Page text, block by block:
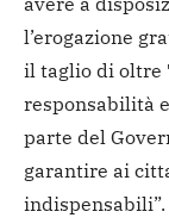
l’erogazione
il taglio di oltre
responsabilità
parte del
garantire ai
indispensabili”.